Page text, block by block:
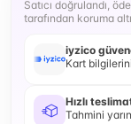
Satıcı doğrulandı,
tarafından koruma
iyzico
Kart
Hızlı
Tahmini